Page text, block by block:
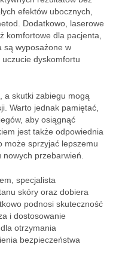
efektów ubocznych,
Dodatkowo, laserowe
komfortowe dla pacjenta,
są wyposażone w
uczucie dyskomfortu
a skutki zabiegu mogą
Warto jednak pamiętać,
aby osiągnąć
jest także odpowiednia
może sprzyjać lepszemu
przebarwień.
specjalista
skóry oraz dobiera
podnosi skuteczność
i dostosowanie
otrzymania
bezpieczeństwa